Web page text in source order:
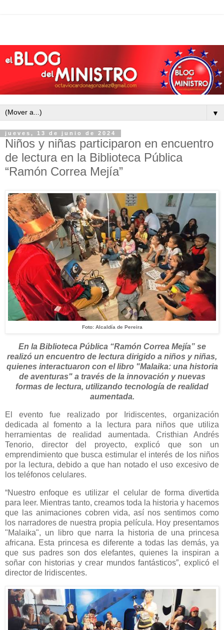
▼
jueves, 13 de junio de 2024
Niños y niñas participaron en encuentro
de lectura en la Biblioteca Pública
“Ramón Correa Mejía”
Foto: Alcaldía de Pereira
En la Biblioteca Pública “Ramón Correa Mejía” se
realizó un encuentro de lectura dirigido a niños y niñas,
quienes interactuaron con el libro "Malaika: una historia
de aventuras" a través de la innovación y nuevas
formas de lectura, utilizando tecnología de realidad
aumentada.
El evento fue realizado por Iridiscentes, organización
dedicada al fomento a la lectura para niños que utiliza
herramientas de realidad aumentada. Cristhian Andrés
Tenorio, director del proyecto, explicó que son un
emprendimiento que busca estimular el interés de los niños
por la lectura, debido a que han notado el uso excesivo de
los teléfonos celulares.
“Nuestro enfoque es utilizar el celular de forma divertida
para leer. Mientras tanto, creamos toda la historia y hacemos
que las animaciones cobren vida, así nos sentimos como
los narradores de nuestra propia película. Hoy presentamos
"Malaika", un libro que narra la historia de una princesa
africana. Esta princesa es diferente a todas las demás, ya
que sus padres son dos elefantes, quienes la inspiran a
soñar con historias y crear mundos fantásticos”, explicó el
director de Iridiscentes.